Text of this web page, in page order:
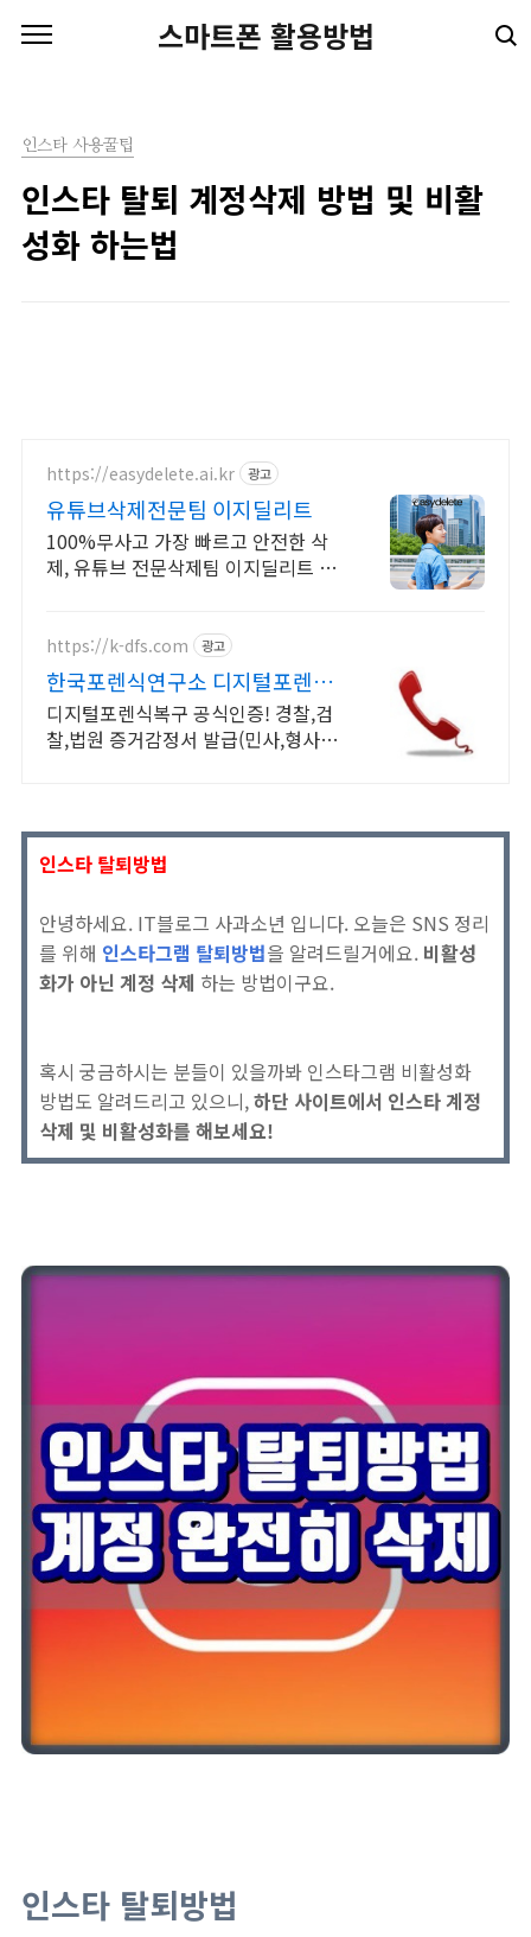
스마트폰 활용방법
인스타 사용꿀팁
인스타 탈퇴 계정삭제 방법 및 비활
성화 하는법
https://easydelete.ai.kr 광고
유튜브삭제전문팀 이지딜리트
100%무사고 가장 빠르고 안전한 삭
제, 유튜브 전문삭제팀 이지딜리트 입
https://k-dfs.com 광고
한국포렌식연구소 디지털포렌식
복구 및 증거감정
디지털포렌식복구 공식인증! 경찰,검
찰,법원 증거감정서 발급(민사,형사 증
인스타 탈퇴방법
안녕하세요. IT블로그 사과소년 입니다. 오늘은 SNS 정리
를 위해 인스타그램 탈퇴방법을 알려드릴거에요. 비활성
화가 아닌 계정 삭제 하는 방법이구요.
혹시 궁금하시는 분들이 있을까봐 인스타그램 비활성화
방법도 알려드리고 있으니,하단 사이트에서 인스타 계정
삭제 및 비활성화를 해보세요!
인스타 탈퇴방법